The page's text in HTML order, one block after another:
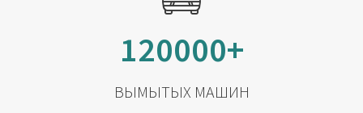
120000+
ВЫМЫТЫХ МАШИН